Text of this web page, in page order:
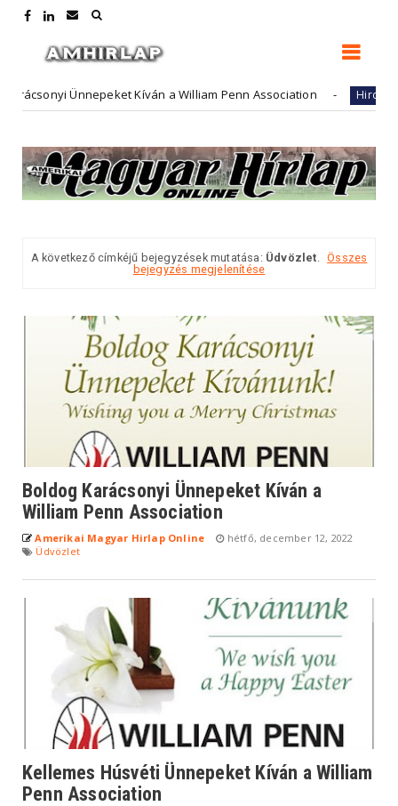
Ünnepeket Kíván a William Penn Association Hirdető
A következő címkéjű bejegyzések mutatása: Üdvözlet
Összes
bejegyzés megjelenítése
Boldog Karácsonyi Ünnepeket Kíván a
William Penn Association
Amerikai Magyar Hirlap Online
hétfő, december 12, 2022
Üdvözlet
Kellemes Húsvéti Ünnepeket Kíván a William
Penn Association